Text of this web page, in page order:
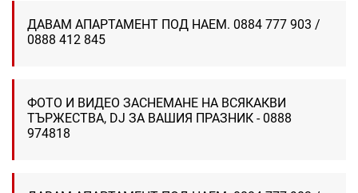
ДАВАМ АПАРТАМЕНТ ПОД НАЕМ. 0884 777 903 /
0888 412 845
ФОТО И ВИДЕО ЗАСНЕМАНЕ НА ВСЯКАКВИ
ТЪРЖЕСТВА, DJ ЗА ВАШИЯ ПРАЗНИК - 0888
974818